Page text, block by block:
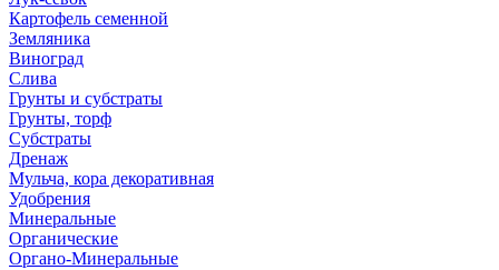
Картофель семенной
Земляника
Виноград
Слива
Грунты и субстраты
Грунты, торф
Субстраты
Дренаж
Мульча, кора декоративная
Удобрения
Минеральные
Органические
Органо-Минеральные